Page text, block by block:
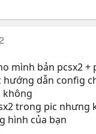
mình bản pcsx2 +
dẫn config
không
trong pic nhưng
hình của bạn